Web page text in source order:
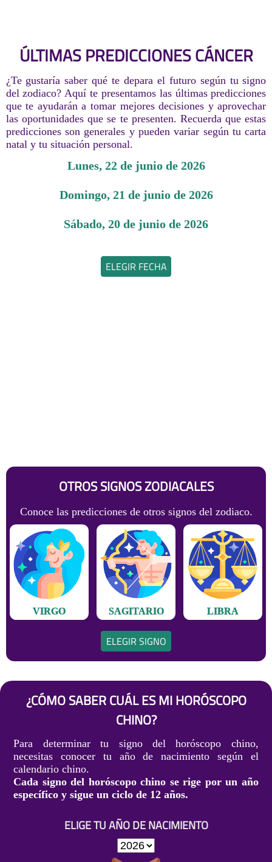
ÚLTIMAS PREDICCIONES CÁNCER
¿Te gustaría saber qué te depara el futuro según tu signo
del zodiaco? Aquí te presentamos las últimas predicciones
que te ayudarán a tomar mejores decisiones y aprovechar
las oportunidades que se te presenten. Recuerda que estas
predicciones son generales y pueden variar según tu carta
natal y tu situación personal.
lunes, 22 de junio de 2026
domingo, 21 de junio de 2026
sábado, 20 de junio de 2026
ELEGIR FECHA
OTROS SIGNOS ZODIACALES
Conoce las predicciones de otros signos del zodiaco.
VIRGO SAGITARIO LIBRA
ELEGIR SIGNO
¿CÓMO SABER CUÁL ES MI HORÓSCOPO
CHINO?
Para determinar tu signo del horóscopo chino,
necesitas conocer tu año de nacimiento según el
calendario chino.
Cada signo del horóscopo chino se rige por un año
específico y sigue un ciclo de 12 años.
ELIGE TU AÑO DE NACIMIENTO